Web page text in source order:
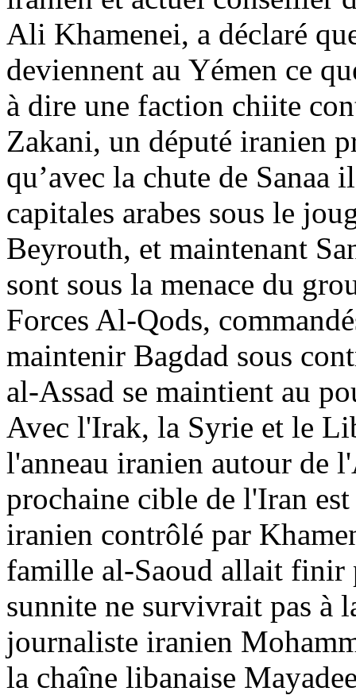
Ali Khamenei, a déclaré
deviennent au Yémen ce
à dire une faction chiite
Zakani, un député iranien
qu’avec la chute de Sanaa
capitales arabes sous le
Beyrouth, et maintenant
sont sous la menace du
Forces Al-Qods,
maintenir Bagdad sous
al-Assad se maintient au
Avec l'Irak, la Syrie et le
l'anneau iranien autour de
prochaine cible de l'Iran
iranien contrôlé par
famille al-Saoud allait finir
sunnite ne survivrait pas à
journaliste iranien
la chaîne libanaise